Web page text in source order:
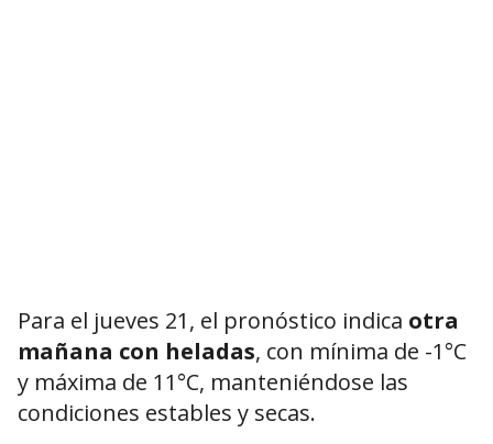
Para el jueves 21, el pronóstico indica otra
mañana con heladas, con mínima de -1°C
y máxima de 11°C, manteniéndose las
condiciones estables y secas.